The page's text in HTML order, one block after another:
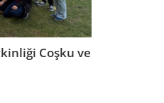
Coşku ve